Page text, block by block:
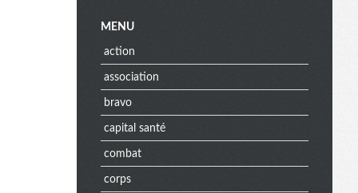
MENU
action
association
bravo
capital santé
combat
corps